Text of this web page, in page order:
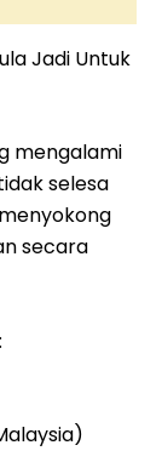
Jadi Untuk
mengalami
selesa
secara